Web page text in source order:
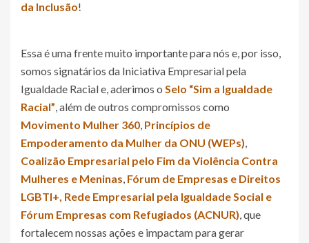
da Inclusão!
Essa é uma frente muito importante para nós e, por isso,
somos signatários da Iniciativa Empresarial pela
Igualdade Racial e, aderimos o Selo “Sim a Igualdade
Racial”, além de outros compromissos como
Movimento Mulher 360, Princípios de
Empoderamento da Mulher da ONU (WEPs),
Coalizão Empresarial pelo Fim da Violência Contra
Mulheres e Meninas, Fórum de Empresas e Direitos
LGBTI+, Rede Empresarial pela Igualdade Social e
Fórum Empresas com Refugiados (ACNUR), que
fortalecem nossas ações e impactam para gerar